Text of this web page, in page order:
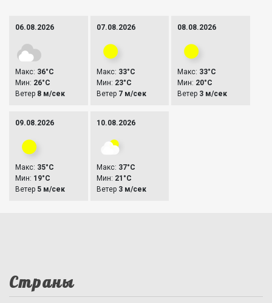
06.08.2026
Макс: 36°C
Мин: 26°C
Ветер 8 м/сек
07.08.2026
Макс: 33°C
Мин: 23°C
Ветер 7 м/сек
08.08.2026
Макс: 33°C
Мин: 20°C
Ветер 3 м/сек
09.08.2026
Макс: 35°C
Мин: 19°C
Ветер 5 м/сек
10.08.2026
Макс: 37°C
Мин: 21°C
Ветер 3 м/сек
Страны